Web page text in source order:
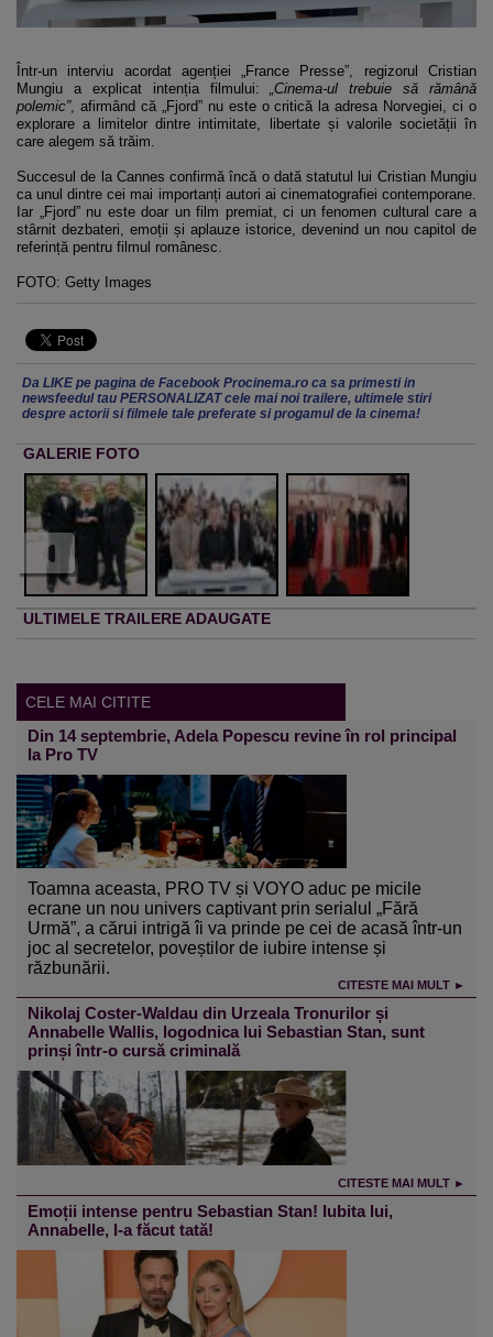
Într-un interviu acordat agenției „France Presse”, regizorul Cristian
Mungiu a explicat intenția filmului:
„Cinema-ul trebuie să rămână
polemic”, afirmând că „Fjord” nu este o critică la adresa Norvegiei, ci o
explorare a limitelor dintre intimitate, libertate și valorile societății în
care alegem să trăim.
Succesul de la Cannes confirmă încă o dată statutul lui Cristian Mungiu
ca unul dintre cei mai importanți autori ai cinematografiei contemporane.
Iar „Fjord” nu este doar un film premiat, ci un fenomen cultural care a
stârnit dezbateri, emoții și aplauze istorice, devenind un nou capitol de
referință pentru filmul românesc.
FOTO: Getty Images
Da LIKE pe pagina de Facebook Procinema.ro ca sa primesti in
newsfeedul tau PERSONALIZAT cele mai noi trailere, ultimele stiri
despre actorii si filmele tale preferate si progamul de la cinema!
GALERIE FOTO
ULTIMELE TRAILERE ADAUGATE
CELE MAI CITITE
Din 14 septembrie, Adela Popescu revine în rol principal
la Pro TV
Toamna aceasta, PRO TV și VOYO aduc pe micile
ecrane un nou univers captivant prin serialul „Fără
Urmă”, a cărui intrigă îi va prinde pe cei de acasă într-un
joc al secretelor, poveștilor de iubire intense și
răzbunării.
CITESTE MAI MULT ►
Nikolaj Coster-Waldau din Urzeala Tronurilor și
Annabelle Wallis, logodnica lui Sebastian Stan, sunt
prinși într-o cursă criminală
CITESTE MAI MULT ►
Emoții intense pentru Sebastian Stan! Iubita lui,
Annabelle, l-a făcut tată!